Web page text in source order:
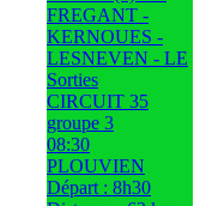
FREGANT -
KERNOUES -
LESNEVEN - LE
Sorties
CIRCUIT 35
groupe 3
08:30
PLOUVIEN
Départ : 8h30